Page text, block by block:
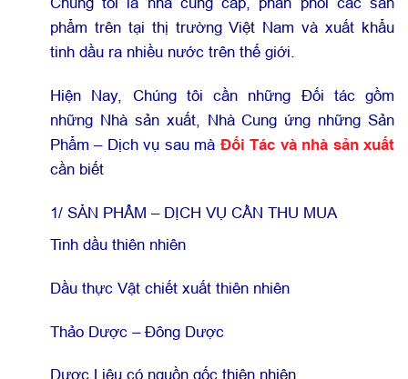
Chúng tôi là nhà cung cấp, phân phối các sản
phẩm trên tại thị trường Việt Nam và xuất khẩu
tinh dầu ra nhiều nước trên thế giới.
Hiện Nay, Chúng tôi cần những Đối tác gồm
những Nhà sản xuất, Nhà Cung ứng những Sản
Phẩm – Dịch vụ sau mà Đối Tác và nhà sản xuất
cần biết
1/ SẢN PHẨM – DỊCH VỤ CẦN THU MUA
Tinh dầu thiên nhiên
Dầu thực Vật chiết xuất thiên nhiên
Thảo Dược – Đông Dược
Dược Liệu có nguồn gốc thiên nhiên